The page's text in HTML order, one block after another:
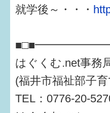
就学後～・・・
はぐくむ.net事務
(福井市福祉部子
TEL：0776-20-